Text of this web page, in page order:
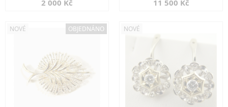
2 000 Kč 11 500 Kč
NOVÉ OBJEDNÁNO NOVÉ